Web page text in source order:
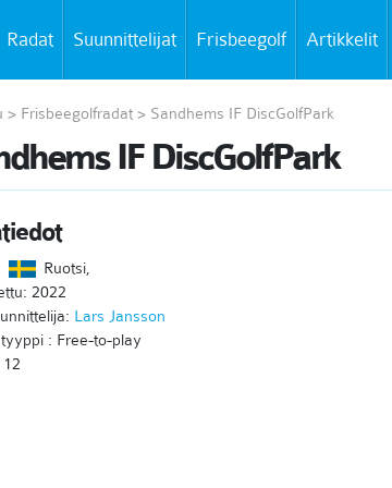
Radat Suunnittelijat Frisbeegolf Artikkelit
> Frisbeegolfradat> Sandhems IF DiscGolfPark
IF DiscGolfPark
Ruotsi,
2022
Lars Jansson
: Free-to-play